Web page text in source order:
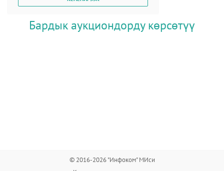
Бардык аукциондорду көрсөтүү
© 2016-2026 "Инфоком" МИси